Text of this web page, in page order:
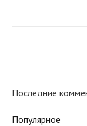
Последние
Популярное